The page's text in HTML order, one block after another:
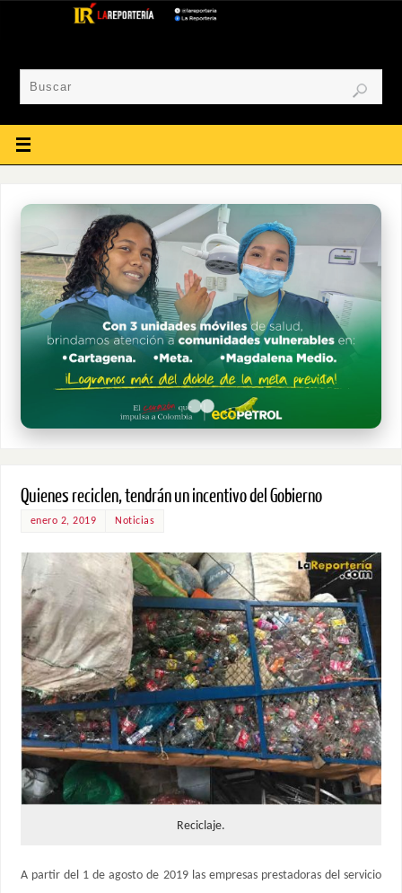
Quienes reciclen, tendrán un incentivo del Gobierno
enero 2, 2019 Noticias
Reciclaje.
A partir del 1 de agosto de 2019 las empresas prestadoras del servicio